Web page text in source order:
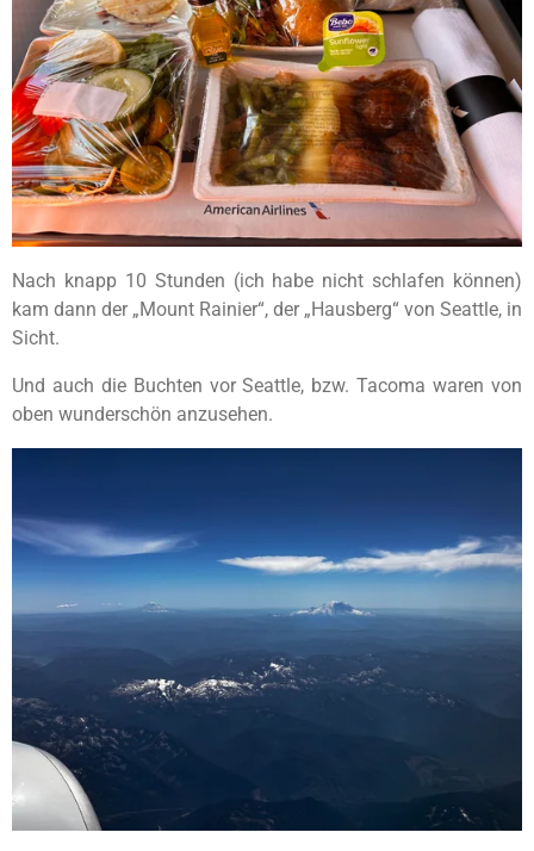
Nach knapp 10 Stunden (ich habe nicht schlafen können)
kam dann der „Mount Rainier“, der „Hausberg“ von Seattle, in
Sicht.
Und auch die Buchten vor Seattle, bzw. Tacoma waren von
oben wunderschön anzusehen.